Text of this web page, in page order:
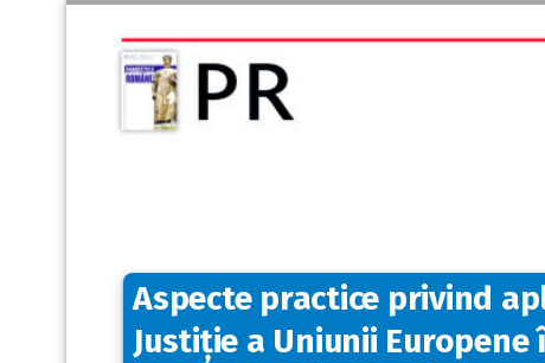
Aspecte practice privind
Justiție a Uniunii Europene